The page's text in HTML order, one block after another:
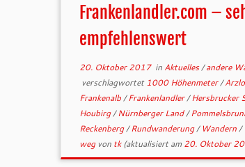
Frankenlandler.com –
empfehlenswert
20. Oktober 2017in Aktuelles/andere
verschlagwortet1000 Höhenmeter/
Frankenalb/Frankenlandler/Hersbrucker
Houbirg/Nürnberger Land/
Reckenberg/Rundwanderung/ Wandern/
weg von tk(aktualisiert am 20. Oktober